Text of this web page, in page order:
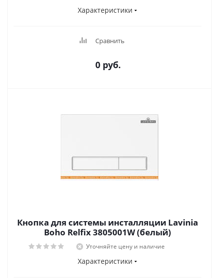
Характеристики
Сравнить
0 руб.
Кнопка для системы инсталляции Lavinia
Boho Relfix 3805001W (белый)
Уточняйте цену и наличие
Характеристики